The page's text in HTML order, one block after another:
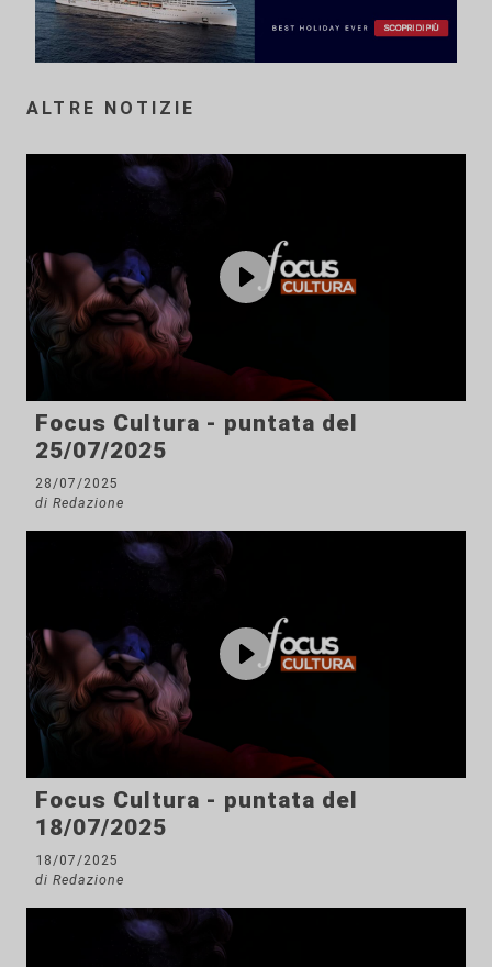
ALTRE NOTIZIE
Focus Cultura - puntata del
25/07/2025
28/07/2025
di Redazione
Focus Cultura - puntata del
18/07/2025
18/07/2025
di Redazione